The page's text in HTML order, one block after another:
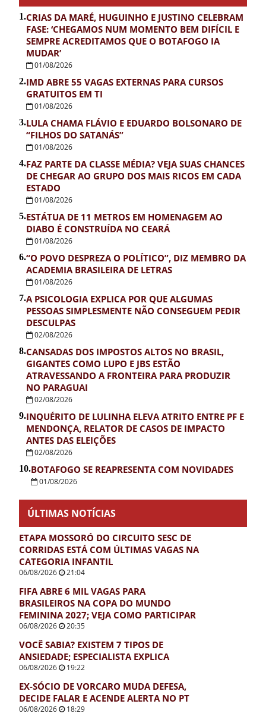
1.CRIAS DA MARÉ, HUGUINHO E JUSTINO CELEBRAM
FASE: ‘CHEGAMOS NUM MOMENTO BEM DIFÍCIL E
SEMPRE ACREDITAMOS QUE O BOTAFOGO IA
MUDAR’
01/08/2026
2.IMD ABRE 55 VAGAS EXTERNAS PARA CURSOS
GRATUITOS EM TI
01/08/2026
3.LULA CHAMA FLÁVIO E EDUARDO BOLSONARO DE
“FILHOS DO SATANÁS”
01/08/2026
4.FAZ PARTE DA CLASSE MÉDIA? VEJA SUAS CHANCES
DE CHEGAR AO GRUPO DOS MAIS RICOS EM CADA
ESTADO
01/08/2026
5.ESTÁTUA DE 11 METROS EM HOMENAGEM AO
DIABO É CONSTRUÍDA NO CEARÁ
01/08/2026
6.“O POVO DESPREZA O POLÍTICO”, DIZ MEMBRO DA
ACADEMIA BRASILEIRA DE LETRAS
01/08/2026
7.A PSICOLOGIA EXPLICA POR QUE ALGUMAS
PESSOAS SIMPLESMENTE NÃO CONSEGUEM PEDIR
DESCULPAS
02/08/2026
8.CANSADAS DOS IMPOSTOS ALTOS NO BRASIL,
GIGANTES COMO LUPO E JBS ESTÃO
ATRAVESSANDO A FRONTEIRA PARA PRODUZIR
NO PARAGUAI
02/08/2026
9.INQUÉRITO DE LULINHA ELEVA ATRITO ENTRE PF E
MENDONÇA, RELATOR DE CASOS DE IMPACTO
ANTES DAS ELEIÇÕES
02/08/2026
10.BOTAFOGO SE REAPRESENTA COM NOVIDADES
01/08/2026
ÚLTIMAS NOTÍCIAS
ETAPA MOSSORÓ DO CIRCUITO SESC DE
CORRIDAS ESTÁ COM ÚLTIMAS VAGAS NA
CATEGORIA INFANTIL
06/08/2026 21:04
FIFA ABRE 6 MIL VAGAS PARA
BRASILEIROS NA COPA DO MUNDO
FEMININA 2027; VEJA COMO PARTICIPAR
06/08/2026 20:35
VOCÊ SABIA? EXISTEM 7 TIPOS DE
ANSIEDADE; ESPECIALISTA EXPLICA
06/08/2026 19:22
EX-SÓCIO DE VORCARO MUDA DEFESA,
DECIDE FALAR E ACENDE ALERTA NO PT
06/08/2026 18:29